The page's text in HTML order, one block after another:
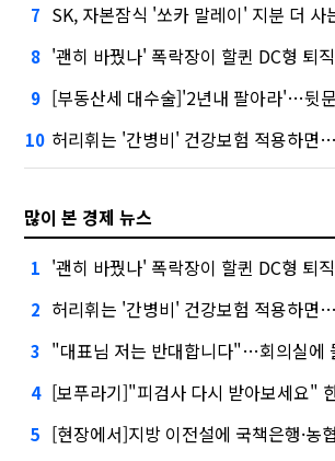
7 SK, 자본잠식 '쏘카 말레이' 지분 더 사
8 '괜히 바꿨나' 폭락장이 할퀸 DC형 퇴직연
9 [부동산세 대수술]'2년내 팔아라'…뒷
10 허리휘는 '간병비' 건강보험 적용하면
많이 본 경제 뉴스
1 '괜히 바꿨나' 폭락장이 할퀸 DC형 퇴직연
2 허리휘는 '간병비' 건강보험 적용하면
3 "대표님 저는 반대합니다"…회의실에 들
4 [보푸라기]"피검사 다시 받아보세요" 한마디에
5 [현장에서]지방 이전설에 국책은행·농협 '행동파